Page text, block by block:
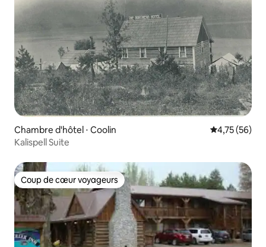
Chambre d'hôtel ⋅ Coolin Évaluation
4,75 (56)
Kalispell Suite
Coup de cœur voyageurs
Coup de cœur voyageurs